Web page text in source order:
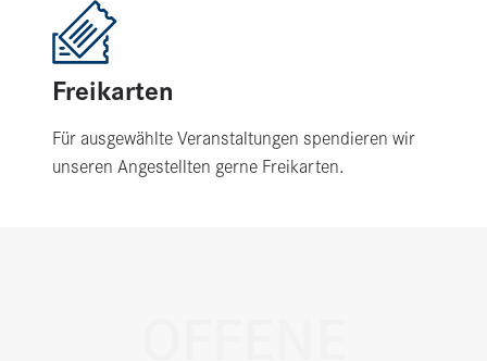
Freikarten
Für ausgewählte Veranstaltungen spendieren wir
unseren Angestellten gerne Freikarten.